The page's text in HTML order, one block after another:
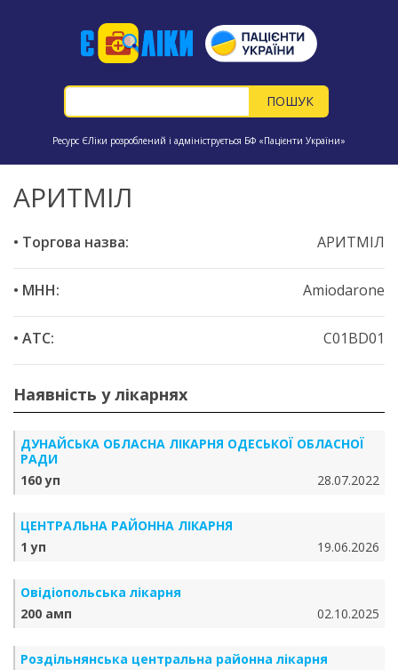
Ресурс ЄЛіки розроблений і адмініструється БФ «Пацієнти України»
АРИТМІЛ
• Торгова назва: АРИТМІЛ
• МНН: Amiodarone
• ATC: C01BD01
Наявність у лікарнях
ДУНАЙСЬКА ОБЛАСНА ЛІКАРНЯ ОДЕСЬКОЇ ОБЛАСНОЇ
РАДИ
160 уп
28.07.2022
ЦЕНТРАЛЬНА РАЙОННА ЛІКАРНЯ
1 уп
19.06.2026
Овідіопольська лікарня
200 амп
02.10.2025
Роздільнянська центральна районна лікарня